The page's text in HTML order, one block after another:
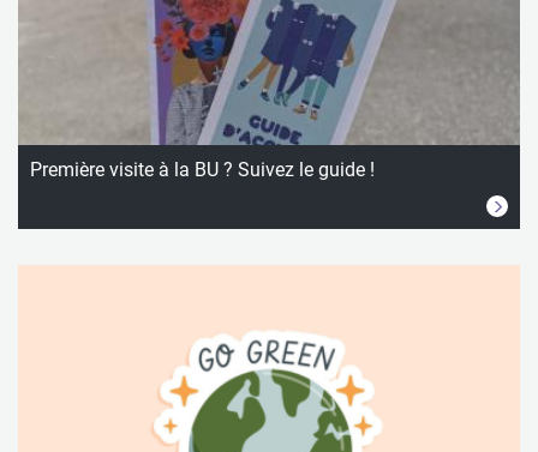
Première visite à la BU ? Suivez le guide !